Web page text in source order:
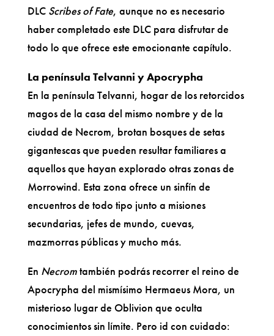
DLC Scribes of Fate, aunque no es necesario
haber completado este DLC para disfrutar de
todo lo que ofrece este emocionante capítulo.
La península Telvanni y Apocrypha
En la península Telvanni, hogar de los retorcidos
magos de la casa del mismo nombre y de la
ciudad de Necrom, brotan bosques de setas
gigantescas que pueden resultar familiares a
aquellos que hayan explorado otras zonas de
Morrowind. Esta zona ofrece un sinfín de
encuentros de todo tipo junto a misiones
secundarias, jefes de mundo, cuevas,
mazmorras públicas y mucho más.
En Necromtambién podrás recorrer el reino de
Apocrypha del mismísimo Hermaeus Mora, un
misterioso lugar de Oblivion que oculta
conocimientos sin límite. Pero id con cuidado: